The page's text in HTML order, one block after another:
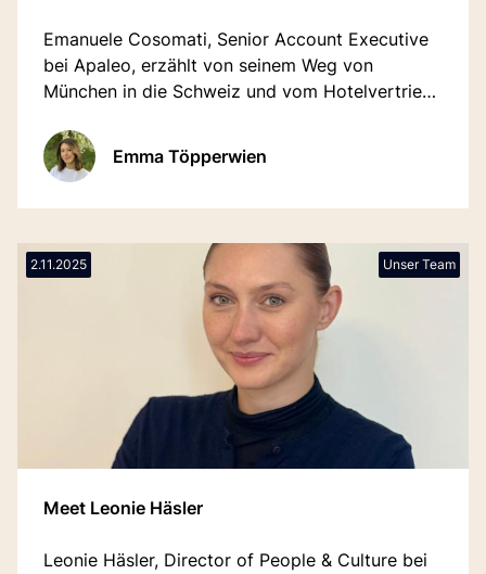
Emanuele Cosomati, Senior Account Executive
bei Apaleo, erzählt von seinem Weg von
München in die Schweiz und vom Hotelvertrieb
Hoteltechnologie.
Emma Töpperwien
2.11.2025 Unser Team
Meet Leonie Häsler
Leonie Häsler, Director of People & Culture bei